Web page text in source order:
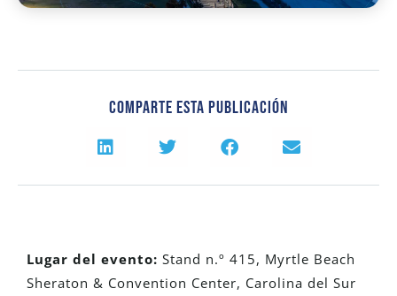
Comparte Esta Publicación
Lugar del evento: Stand n.º 415, Myrtle Beach
Sheraton & Convention Center, Carolina del Sur